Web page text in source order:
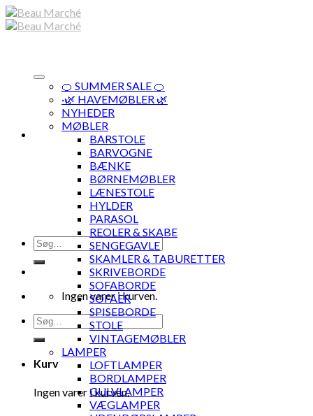
Skip
to
Søg
efter:
Ingen varer i kurven.
Søg
efter:
Kurv
Ingen varer i kurven.
🍊 SUMMER SALE 🍊
·🌿 HAVEMØBLER 🌿
NYHEDER
MØBLER
BARSTOLE
BARVOGNE
BÆNKE
BØRNEMØBLER
LÆNESTOLE
HYLDER
PARASOL
REOLER & SKABE
SENGEGAVLE
SKAMLER & TABURETTER
SKRIVEBORDE
SOFABORDE
SOFAER
SPISEBORDE
STOLE
VINTAGEMØBLER
LAMPER
LOFTLAMPER
BORDLAMPER
GULVLAMPER
VÆGLAMPER